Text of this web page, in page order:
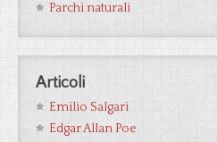
Parchi naturali
Articoli
Emilio Salgari
Edgar Allan Poe